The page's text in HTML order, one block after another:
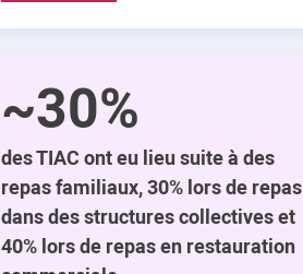
~30%
des TIAC ont eu lieu suite à des
repas familiaux, 30% lors de repas
dans des structures collectives et
40% lors de repas en restauration